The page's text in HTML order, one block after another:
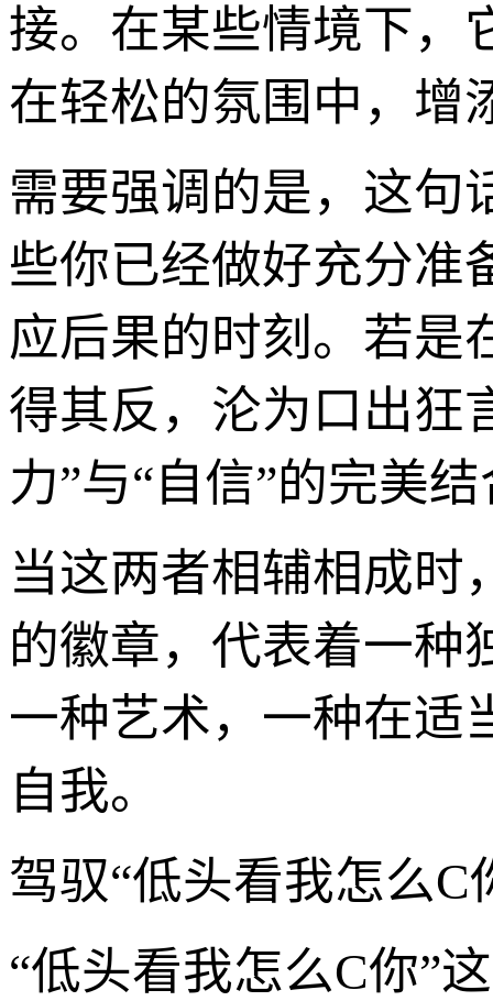
接。在某些情境下，
在轻松的氛围中，增
需要强调的是，这句
些你已经做好充分准
应后果的时刻。若是
得其反，沦为口出狂
力”与“自信”的完美
当这两者相辅相成时
的徽章，代表着一种
一种艺术，一种在适
自我。
驾驭“低头看我怎么
“低头看我怎么C你”